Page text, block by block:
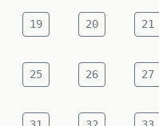
19 20 21
25 26 27